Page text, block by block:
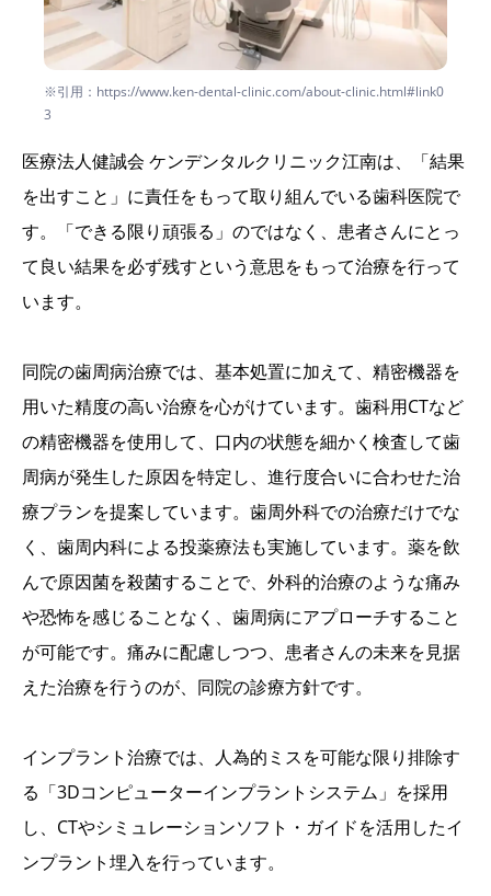
※引用：https://www.ken-dental-clinic.com/about-clinic.html#link0
3
医療法人健誠会 ケンデンタルクリニック江南は、「結果
を出すこと」に責任をもって取り組んでいる歯科医院で
す。「できる限り頑張る」のではなく、患者さんにとっ
て良い結果を必ず残すという意思をもって治療を行って
います。
同院の歯周病治療では、基本処置に加えて、精密機器を
用いた精度の高い治療を心がけています。歯科用CTなど
の精密機器を使用して、口内の状態を細かく検査して歯
周病が発生した原因を特定し、進行度合いに合わせた治
療プランを提案しています。歯周外科での治療だけでな
く、歯周内科による投薬療法も実施しています。薬を飲
んで原因菌を殺菌することで、外科的治療のような痛み
や恐怖を感じることなく、歯周病にアプローチすること
が可能です。痛みに配慮しつつ、患者さんの未来を見据
えた治療を行うのが、同院の診療方針です。
インプラント治療では、人為的ミスを可能な限り排除す
る「3Dコンピューターインプラントシステム」を採用
し、CTやシミュレーションソフト・ガイドを活用したイ
ンプラント埋入を行っています。